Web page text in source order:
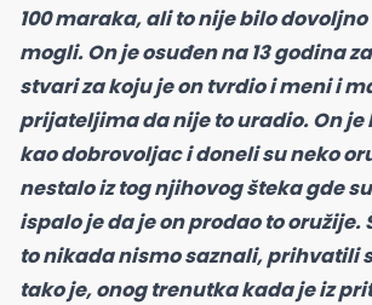
100 maraka, ali to nije bilo
mogli. On je osuđen na 13 godina
stvari za koju je on tvrdio i meni i
prijateljima da nije to uradio. On je
kao dobrovoljac i doneli su neko
nestalo iz tog njihovog šteka gde
ispalo je da je on prodao to oružije.
to nikada nismo saznali, prihvatili
tako je, onog trenutka kada je iz